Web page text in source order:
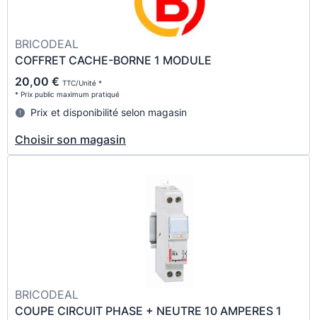
BRICODEAL
COFFRET CACHE-BORNE 1 MODULE
20,00 € TTC/Unité *
* Prix public maximum pratiqué
Prix et disponibilité selon magasin
Choisir son magasin
BRICODEAL
COUPE CIRCUIT PHASE + NEUTRE 10 AMPERES 1